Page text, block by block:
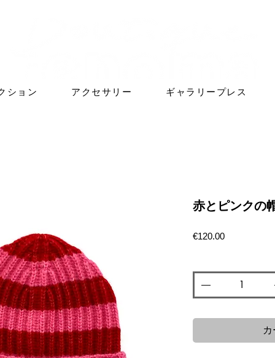
ション アクセサリー ギャラリープレス
赤とピンクの
€120.00価